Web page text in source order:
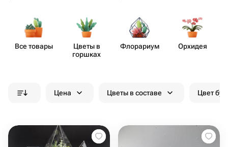
Все товары
Цветы в
горшках
Флорариум Орхидея
Цена Цветы в составе Цвет